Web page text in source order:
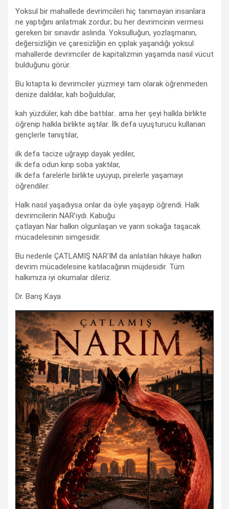
Yoksul bir mahallede devrimcileri hiç tanımayan insanlara
ne yaptığını anlatmak zordur; bu her devrimcinin vermesi
gereken bir sınavdır aslında. Yoksulluğun, yozlaşmanın,
değersizliğin ve çaresizliğin en çıplak yaşandığı yoksul
mahallerde devrimciler de kapitalizmin yaşamda nasıl vücut
bulduğunu görür.
Bu kitapta ki devrimciler yüzmeyi tam olarak öğrenmeden
denize daldılar, kah boğuldular,
kah yüzdüler, kah dibe battılar.. ama her şeyi halkla birlikte
öğrenip halkla birlikte aştılar. İlk defa uyuşturucu kullanan
gençlerle tanıştılar,
ilk defa tacize uğrayıp dayak yediler,
ilk defa odun kırıp soba yaktılar,
ilk defa farelerle birlikte uyuyup, pirelerle yaşamayı
öğrendiler.
Halk nasıl yaşadıysa onlar da öyle yaşayıp öğrendi. Halk
devrimcilerin NAR’ıydı. Kabuğu
çatlayan Nar halkın olgunlaşan ve yarın sokağa taşacak
mücadelesinin simgesidir.
Bu nedenle ÇATLAMIŞ NAR’IM da anlatılan hikaye halkın
devrim mücadelesine katılacağının müjdesidir. Tüm
halkımıza iyi okumalar dileriz.
Dr. Barış Kaya